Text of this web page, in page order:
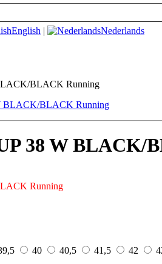
English |
Nederlands
BLACK Running
38 W BLACK/
Running
40 40,5 41,5 42